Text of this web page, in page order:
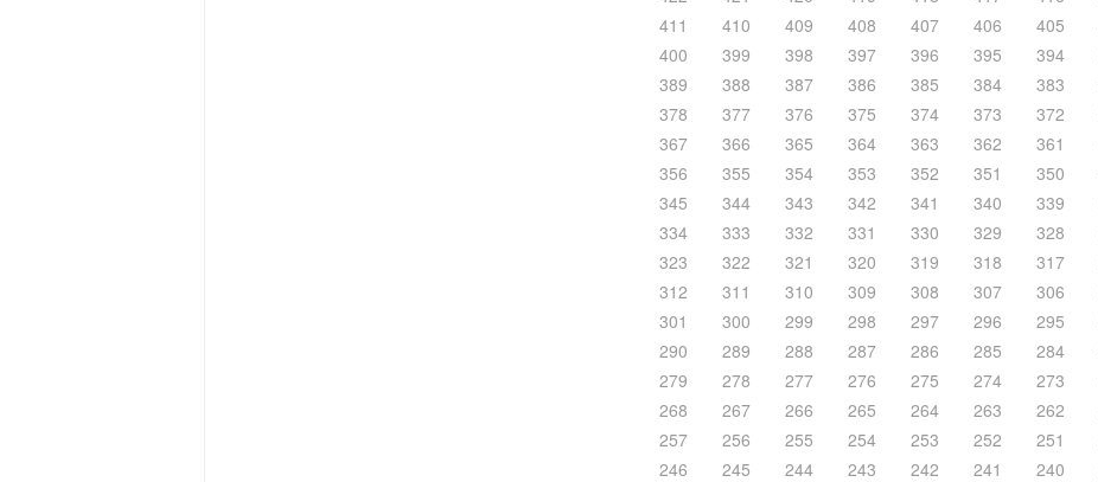
411
410 409 408 407 406 405
400
399 398 397 396 395 394
389
388 387 386 385 384 383
378
377 376 375 374 373 372
367
366 365 364 363 362 361
356
355 354 353 352 351 350
345
344 343 342 341 340 339
334
333 332 331 330 329 328
323
322 321 320 319 318 317
312
311 310 309 308 307 306
301
300 299 298 297 296 295
290
289 288 287 286 285 284
279
278 277 276 275 274 273
268
267 266 265 264 263 262
257
256 255 254 253 252 251
246
245 244 243 242 241 240